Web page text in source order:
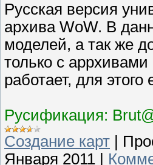
Русская версия
архива WoW. В
моделей, а так же
только с
работает, для этого
Русификация:
Создание карт
Января 2011